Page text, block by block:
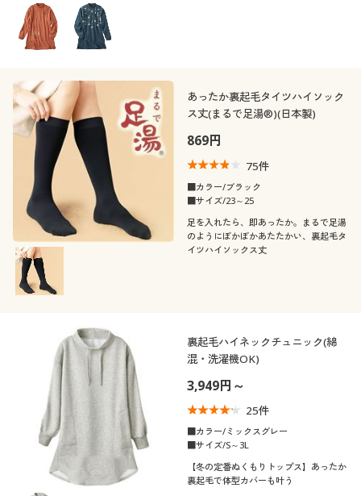
あったか裏起毛タイツハイソック
ス丈(まるで足湯®)(日本製)
869円
75件
■カラー/ブラック
■サイズ/23～25
足を入れたら、即あったか。まるで足湯
のようにぽかぽかあたたかい、裏起毛タ
イツハイソックス丈
裏起毛ハイネックチュニック(綿
混・洗濯機OK)
3,949円～
25件
■カラー/ミックスグレー
■サイズ/S～3L
【冬の定番ぬくもりトップス】あったか
裏起毛で体型カバーも叶う